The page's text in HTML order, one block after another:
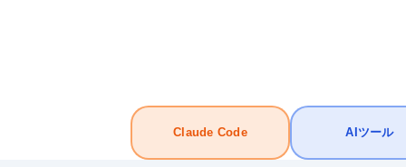
Claude Code AIツール